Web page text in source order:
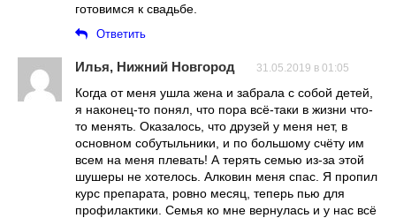
готовимся к свадьбе.
Ответить
Илья, Нижний Новгород 31.05.2019 в 01:05
Когда от меня ушла жена и забрала с собой детей,
я наконец-то понял, что пора всё-таки в жизни что-
то менять. Оказалось, что друзей у меня нет, в
основном собутыльники, и по большому счёту им
всем на меня плевать! А терять семью из-за этой
шушеры не хотелось. Алковин меня спас. Я пропил
курс препарата, ровно месяц, теперь пью для
профилактики. Семья ко мне вернулась и у нас всё